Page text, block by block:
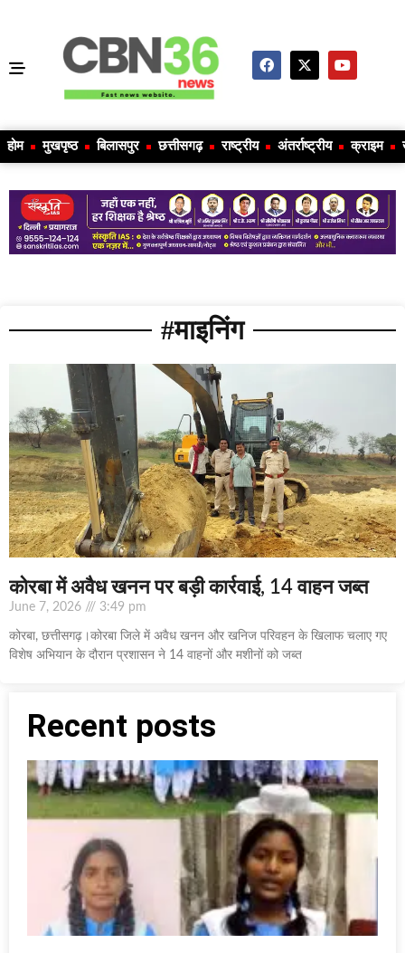
होम मुखपृष्ठ बिलासपुर छत्तीसगढ़ राष्ट्रीय अंतर्राष्ट्रीय क्राइम
#माइनिंग
कोरबा में अवैध खनन पर बड़ी कार्रवाई, 14 वाहन जब्त
June 7, 2026 3:49 pm
कोरबा, छत्तीसगढ़।कोरबा जिले में अवैध खनन और खनिज परिवहन के खिलाफ चलाए गए
विशेष अभियान के दौरान प्रशासन ने 14 वाहनों और मशीनों को जब्त
Recent posts